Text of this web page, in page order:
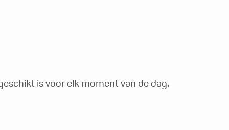
is voor elk moment van de dag.